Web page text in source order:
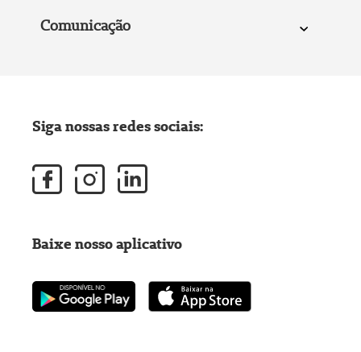
Comunicação
Siga nossas redes sociais:
Baixe nosso aplicativo